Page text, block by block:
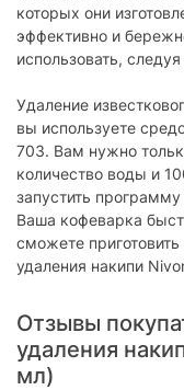
которых они
эффективно и
использовать,
Удаление
вы используете
703. Вам нужно
количество воды и
запустить
Ваша кофеварка
сможете
удаления накипи
Отзывы
удаления
мл)